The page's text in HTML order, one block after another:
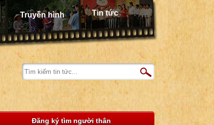
Truyền hình Tin tức
Đăng ký tìm người thân